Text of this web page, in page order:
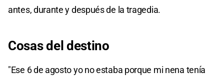
antes, durante y después de la tragedia.
Cosas del destino
"Ese 6 de agosto yo no estaba porque mi nena tenía